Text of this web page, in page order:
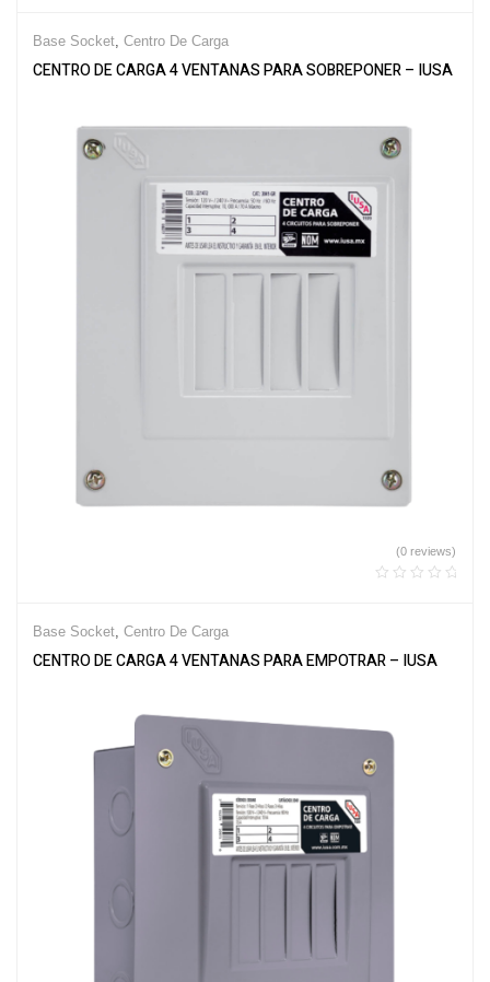
Base Socket, Centro De Carga
CENTRO DE CARGA 4 VENTANAS PARA SOBREPONER – IUSA
(0 reviews)
Base Socket Centro De Carga
CENTRO DE CARGA 4 VENTANAS PARA EMPOTRAR – IUSA